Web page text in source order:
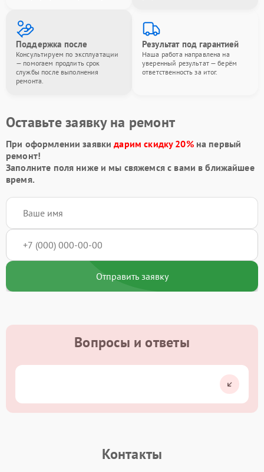
Поддержка после
Консультируем по эксплуатации
— помогаем продлить срок
службы после выполнения
ремонта.
Результат под гарантией
Наша работа направлена на
уверенный результат — берём
ответственность за итог.
Оставьте заявку на ремонт
При оформлении заявкидарим скидку 20%на первый
ремонт!
Заполните поля ниже и мы свяжемся с вами в ближайшее
время.
Отправить заявку
Вопросы и ответы
Контакты